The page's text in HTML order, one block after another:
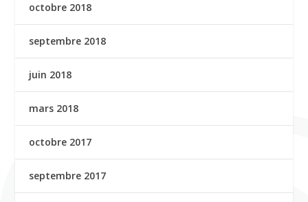
octobre 2018
septembre 2018
juin 2018
mars 2018
octobre 2017
septembre 2017